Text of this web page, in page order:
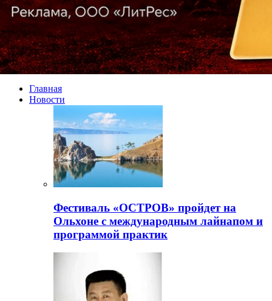
Главная
Новости
Фестиваль «ОСТРОВ» пройдет на
Ольхоне с международным лайнапом и
программой практик